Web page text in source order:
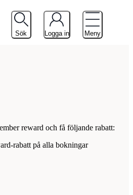
Sök Logga in Meny
reward och få följande rabatt:
rabatt på alla bokningar